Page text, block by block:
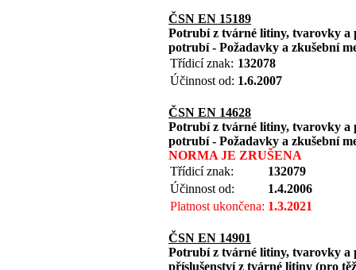
ČSN EN 15189
Potrubí z tvárné litiny, tvarovky a
potrubí - Požadavky a zkušební
Třídicí znak: 132078
Účinnost od: 1.6.2007
ČSN EN 14628
Potrubí z tvárné litiny, tvarovky a
potrubí - Požadavky a zkušební
NORMA JE ZRUŠENA
Třídicí znak:
132079
Účinnost od:
1.4.2006
Platnost ukončena: 1.3.2021
ČSN EN 14901
Potrubí z tvárné litiny, tvarovky a
příslušenství z tvárné litiny (pro